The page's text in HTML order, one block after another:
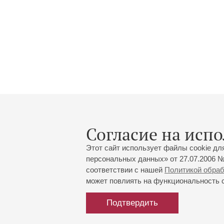
Согласие на
Этот сайт использует файлы cookie
персональных данных» от 27.07.2006
соответствии с нашей Политикой
может повлиять на функциональность
Подтвердить